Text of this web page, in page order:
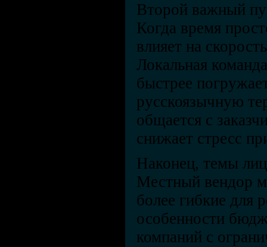
Второй важный
Когда время
влияет на
Локальная
быстрее
русскоязычную
общается с
снижает стресс
Наконец, темы
Местный вендор
более гибкие для
особенности
компаний с